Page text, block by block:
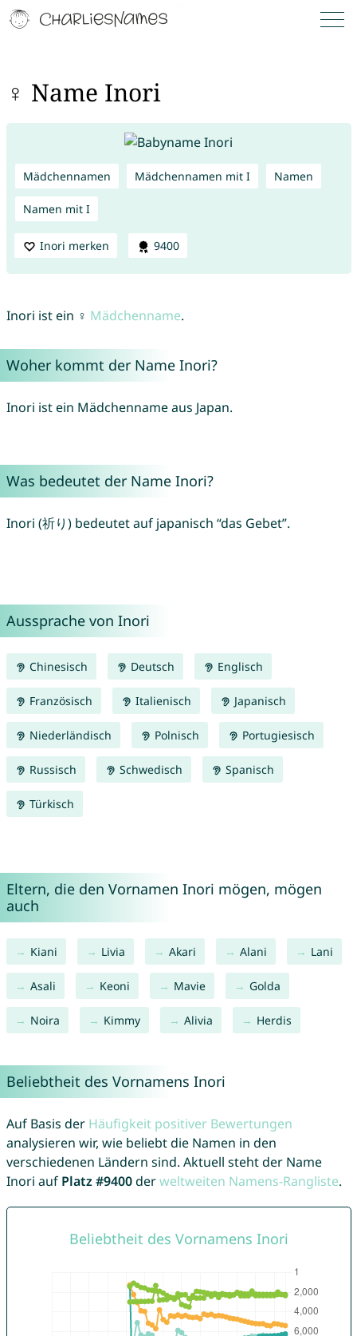
♀ Name Inori
Mädchennamen Mädchennamen mit I Namen
Namen mit I
Inori merken 9400
Inori ist ein ♀ Mädchenname.
Woher kommt der Name Inori?
Inori ist ein Mädchenname aus Japan.
Was bedeutet der Name Inori?
Inori (祈り) bedeutet auf japanisch “das Gebet”.
Aussprache von Inori
Chinesisch Deutsch Englisch
Französisch Italienisch Japanisch
Niederländisch Polnisch Portugiesisch
Russisch Schwedisch Spanisch
Türkisch
Eltern, die den Vornamen Inori mögen, mögen
auch
Kiani Livia Akari Alani Lani
Asali Keoni Mavie Golda
Noira Kimmy Alivia Herdis
Beliebtheit des Vornamens Inori
Auf Basis der Häufigkeit positiver Bewertungen
analysieren wir, wie beliebt die Namen in den
verschiedenen Ländern sind. Aktuell steht der Name
Inori auf Platz #9400derweltweiten Namens-Rangliste.